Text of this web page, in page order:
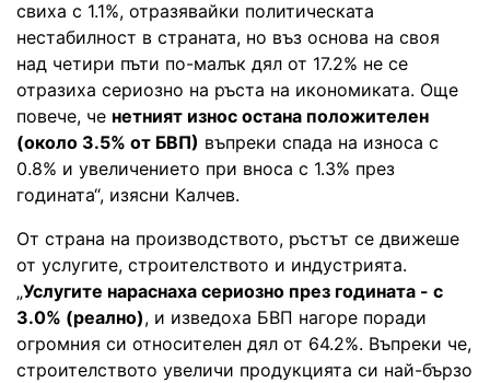
свиха с 1.1%, отразявайки политическата
нестабилност в страната, но въз основа на своя
над четири пъти по-малък дял от 17.2% не се
отразиха сериозно на ръста на икономиката. Още
повече, че нетният износ остана положителен
(около 3.5% от БВП) въпреки спада на износа с
0.8% и увеличението при вноса с 1.3% през
годината“, изясни Калчев.
От страна на производството, ръстът се движеше
от услугите, строителството и индустрията.
„Услугите нараснаха сериозно през годината - с
3.0% (реално), и изведоха БВП нагоре поради
огромния си относителен дял от 64.2%. Въпреки че,
строителството увеличи продукцията си най-бързо